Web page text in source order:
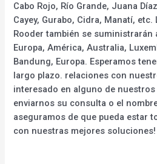
Cabo Rojo, Río Grande, Juana
Cayey, Gurabo, Cidra, Manatí,
Rooder también se suministrarán
Europa, América, Australia,
Bandung, Europa. Esperamos
largo plazo. relaciones con
interesado en alguno de
enviarnos su consulta o el
aseguramos de que pueda estar
con nuestras mejores soluciones!